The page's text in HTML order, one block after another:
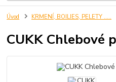
Úvod KRMENÍ, BOILIES, PELETY .....
CUKK Chlebové